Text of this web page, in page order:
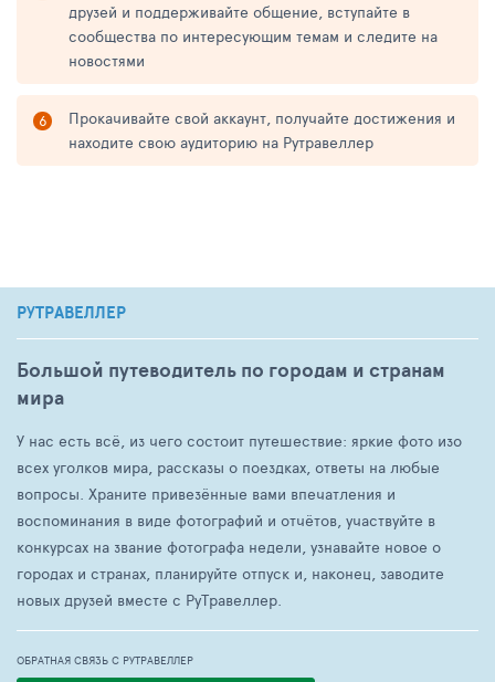
друзей и поддерживайте общение, вступайте в
сообщества по интересующим темам и следите на
новостями
Прокачивайте свой аккаунт, получайте достижения и
находите свою аудиторию на Рутравеллер
РУТРАВЕЛЛЕР
Большой путеводитель по городам и странам
мира
У нас есть всё, из чего состоит путешествие: яркие фото изо
всех уголков мира, рассказы о поездках, ответы на любые
вопросы. Храните привезённые вами впечатления и
воспоминания в виде фотографий и отчётов, участвуйте в
конкурсах на звание фотографа недели, узнавайте новое о
городах и странах, планируйте отпуск и, наконец, заводите
новых друзей вместе с РуТравеллер.
ОБРАТНАЯ СВЯЗЬ С РУТРАВЕЛЛЕР